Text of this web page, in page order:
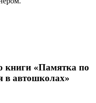
книги «Памятка по
в автошколах»